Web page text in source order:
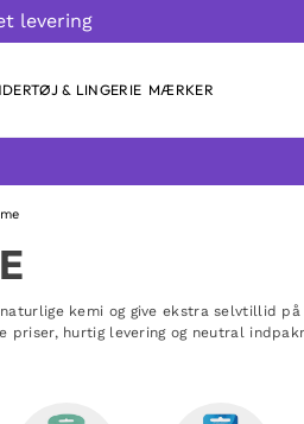
levering
& LINGERIE MÆRKER
kemi og give ekstra selvtillid
hurtig levering og neutral